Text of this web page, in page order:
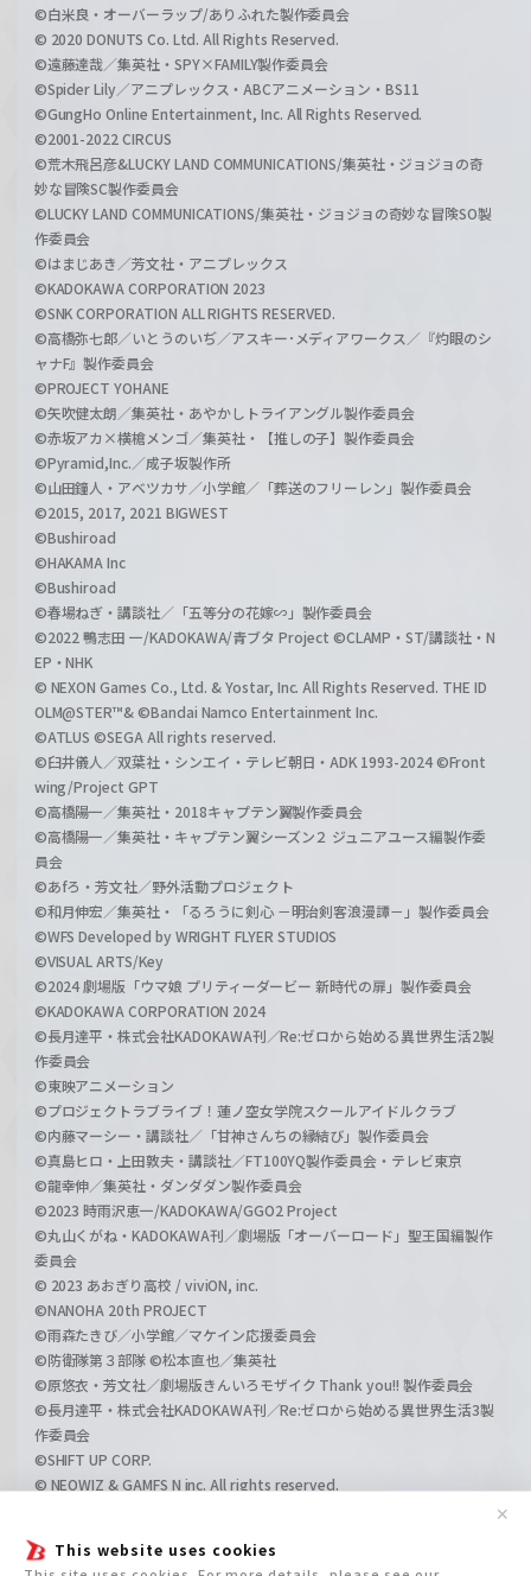
This website uses cookies
✕
©白米良・オーバーラップ/ありふれた製作委員会
© 2020 DONUTS Co. Ltd. All Rights Reserved.
©遠藤達哉／集英社・SPY×FAMILY製作委員会
©Spider Lily／アニプレックス・ABCアニメーション・BS11
©GungHo Online Entertainment, Inc. All Rights Reserved.
©2001-2022 CIRCUS
©荒木飛呂彦&LUCKY LAND COMMUNICATIONS/集英社・ジョジョの奇
妙な冒険SC製作委員会
©LUCKY LAND COMMUNICATIONS/集英社・ジョジョの奇妙な冒険SO製
作委員会
©はまじあき／芳文社・アニプレックス
©KADOKAWA CORPORATION 2023
©SNK CORPORATION ALL RIGHTS RESERVED.
©高橋弥七郎／いとうのいぢ／アスキー･メディアワークス／『灼眼のシ
ャナF』製作委員会
©PROJECT YOHANE
©矢吹健太朗／集英社・あやかしトライアングル製作委員会
©赤坂アカ×横槍メンゴ／集英社・【推しの子】製作委員会
©Pyramid,Inc.／成子坂製作所
©山田鐘人・アベツカサ／小学館／「葬送のフリーレン」製作委員会
©2015, 2017, 2021 BIGWEST
©Bushiroad
©HAKAMA Inc
©Bushiroad
©春場ねぎ・講談社／「五等分の花嫁∽」製作委員会
©2022 鴨志田 一/KADOKAWA/青ブタ Project ©CLAMP・ST/講談社・N
EP・NHK
© NEXON Games Co., Ltd. & Yostar, Inc. All Rights Reserved. THE ID
OLM@STER™& ©Bandai Namco Entertainment Inc.
©ATLUS ©SEGA All rights reserved.
©臼井儀人／双葉社・シンエイ・テレビ朝日・ADK 1993-2024 ©Front
wing/Project GPT
©高橋陽一／集英社・2018キャプテン翼製作委員会
©高橋陽一／集英社・キャプテン翼シーズン２ ジュニアユース編製作委
員会
©あfろ・芳文社／野外活動プロジェクト
©和月伸宏／集英社・「るろうに剣心 －明治剣客浪漫譚－」製作委員会
©WFS Developed by WRIGHT FLYER STUDIOS
©VISUAL ARTS/Key
©2024 劇場版「ウマ娘 プリティーダービー 新時代の扉」製作委員会
©KADOKAWA CORPORATION 2024
©長月達平・株式会社KADOKAWA刊／Re:ゼロから始める異世界生活2製
作委員会
©東映アニメーション
©プロジェクトラブライブ！蓮ノ空女学院スクールアイドルクラブ
©内藤マーシー・講談社／「甘神さんちの縁結び」製作委員会
©真島ヒロ・上田敦夫・講談社／FT100YQ製作委員会・テレビ東京
©龍幸伸／集英社・ダンダダン製作委員会
©2023 時雨沢恵一/KADOKAWA/GGO2 Project
©丸山くがね・KADOKAWA刊／劇場版「オーバーロード」聖王国編製作
委員会
© 2023 あおぎり高校 / viviON, inc.
©NANOHA 20th PROJECT
©雨森たきび／小学館／マケイン応援委員会
©防衛隊第３部隊 ©松本直也／集英社
©原悠衣・芳文社／劇場版きんいろモザイク Thank you!! 製作委員会
©長月達平・株式会社KADOKAWA刊／Re:ゼロから始める異世界生活3製
作委員会
©SHIFT UP CORP.
© NEOWIZ & GAMFS N inc. All rights reserved.
©GIRLS und PANZER Film Projekt